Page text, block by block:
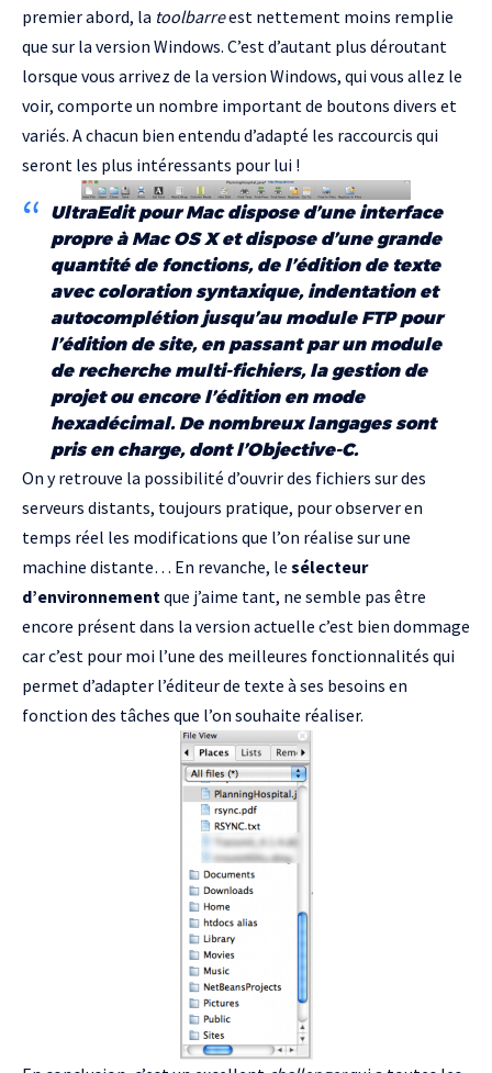
premier abord, la toolbarreest nettement moins remplie
que sur la version Windows. C’est d’autant plus déroutant
lorsque vous arrivez de la version Windows, qui vous allez le
voir, comporte un nombre important de boutons divers et
variés. A chacun bien entendu d’adapté les raccourcis qui
seront les plus intéressants pour lui !
UltraEdit pour Mac dispose d’une interface
propre à Mac OS X et dispose d’une grande
quantité de fonctions, de l’édition de texte
avec coloration syntaxique, indentation et
autocomplétion jusqu’au module FTP pour
l’édition de site, en passant par un module
de recherche multi-fichiers, la gestion de
projet ou encore l’édition en mode
hexadécimal. De nombreux langages sont
pris en charge, dont l’Objective-C.
On y retrouve la possibilité d’ouvrir des fichiers sur des
serveurs distants, toujours pratique, pour observer en
temps réel les modifications que l’on réalise sur une
machine distante… En revanche, le sélecteur
d’environnementque j’aime tant, ne semble pas être
encore présent dans la version actuelle c’est bien dommage
car c’est pour moi l’une des meilleures fonctionnalités qui
permet d’adapter l’éditeur de texte à ses besoins en
fonction des tâches que l’on souhaite réaliser.